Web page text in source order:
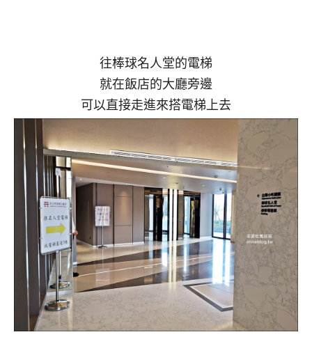
往棒球名人堂的電梯
就在飯店的大廳旁邊
可以直接走進來搭電梯上去